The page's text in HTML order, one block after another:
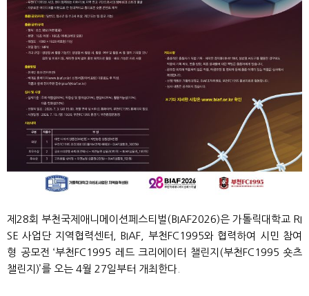
제28회 부천국제애니메이션페스티벌(BIAF2026)은 가톨릭대학교 RI
SE 사업단 지역협력센터, BIAF, 부천FC1995와 협력하여 시민 참여
형 공모전 ‘부천FC1995 레드 크리에이터 챌린지(부천FC1995 숏츠
챌린지)’를 오는 4월 27일부터 개최한다.